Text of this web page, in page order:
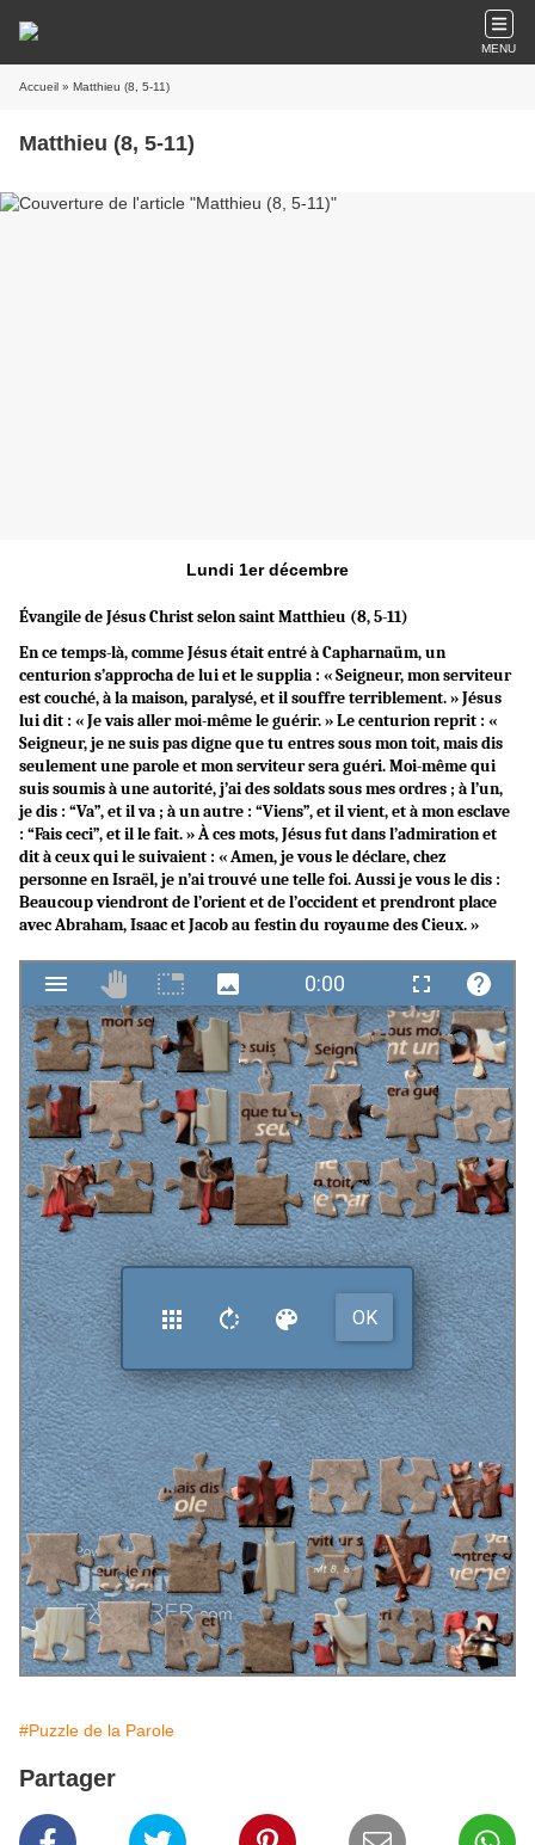
MENU
Accueil » Matthieu (8, 5-11)
Matthieu (8, 5-11)
Lundi 1er décembre
Évangile de Jésus Christ selon saint Matthieu (8, 5-11)
En ce temps-là, comme Jésus était entré à Capharnaüm, un
centurion s’approcha de lui et le supplia : « Seigneur, mon serviteur
est couché, à la maison, paralysé, et il souffre terriblement. » Jésus
lui dit : « Je vais aller moi-même le guérir. » Le centurion reprit : «
Seigneur, je ne suis pas digne que tu entres sous mon toit, mais dis
seulement une parole et mon serviteur sera guéri. Moi-même qui
suis soumis à une autorité, j’ai des soldats sous mes ordres ; à l’un,
je dis : “Va”, et il va ; à un autre : “Viens”, et il vient, et à mon esclave
: “Fais ceci”, et il le fait. » À ces mots, Jésus fut dans l’admiration et
dit à ceux qui le suivaient : « Amen, je vous le déclare, chez
personne en Israël, je n’ai trouvé une telle foi. Aussi je vous le dis :
Beaucoup viendront de l’orient et de l’occident et prendront place
avec Abraham, Isaac et Jacob au festin du royaume des Cieux. »
#Puzzle de la Parole
Partager